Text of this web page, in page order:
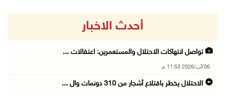
أحدث الاخبار
تواصل انتهاكات الاحتلال والمستعمرين: اعتقالات ...
06/آب/2026 11:53 م
الاحتلال يخطر باقتلاع أشجار من 310 دونمات وال ...